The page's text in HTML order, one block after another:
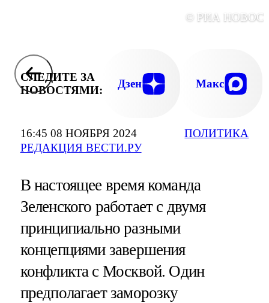
16:45 08 НОЯБРЯ 2024
РЕДАКЦИЯ ВЕСТИ.РУ
ПОЛИТИКА
© РИА
СЛЕДИТЕ ЗА
НОВОСТЯМИ:
Дзен Макс
В настоящее время команда
Зеленского работает с двумя
принципиально разными
концепциями завершения
конфликта с Москвой. Один
предполагает заморозку